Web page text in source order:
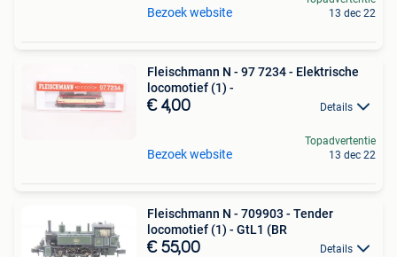
Bezoek website
13 dec 22
Fleischmann N - 97 7234 - Elektrische
locomotief (1) -
€ 4,00 Details
Bezoek website
Topadvertentie
13 dec 22
Fleischmann N - 709903 - Tender
locomotief (1) - GtL1 (BR
€ 55,00 Details